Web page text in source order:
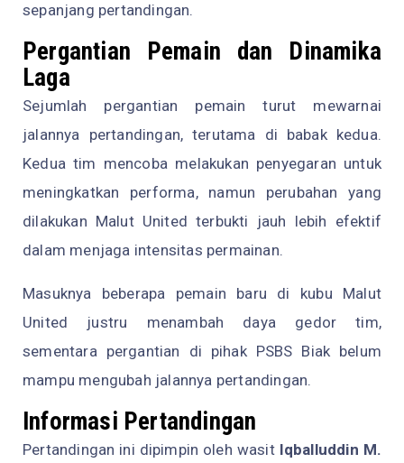
sepanjang pertandingan.
Pergantian Pemain dan Dinamika
Laga
Sejumlah pergantian pemain turut mewarnai
jalannya pertandingan, terutama di babak kedua.
Kedua tim mencoba melakukan penyegaran untuk
meningkatkan performa, namun perubahan yang
dilakukan Malut United terbukti jauh lebih efektif
dalam menjaga intensitas permainan.
Masuknya beberapa pemain baru di kubu Malut
United justru menambah daya gedor tim,
sementara pergantian di pihak PSBS Biak belum
mampu mengubah jalannya pertandingan.
Informasi Pertandingan
Pertandingan ini dipimpin oleh wasit Iqballuddin M.